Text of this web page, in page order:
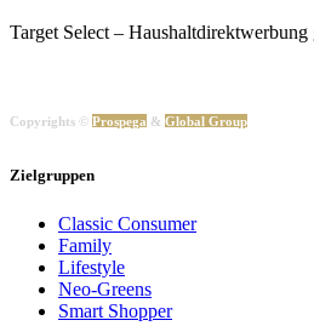
Target Select –
Copyrights © Prospega & Global Group
Zielgruppen
Classic Consumer
Family
Lifestyle
Neo-Greens
Smart Shopper